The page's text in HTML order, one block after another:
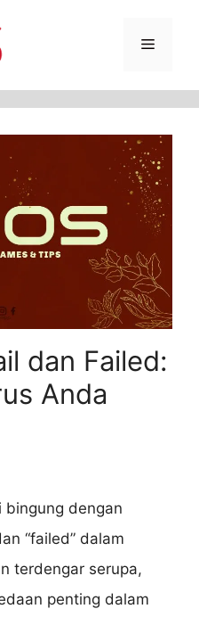
Menu
dan Failed:
Anda
bingung dengan
“failed” dalam
terdengar serupa,
penting dalam